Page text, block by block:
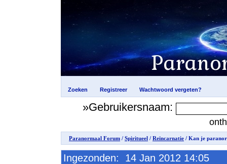
»Gebruikersnaam:
Paranormaal Forum / Spiritueel / Reïncarnatie / Kan je
Ingezonden: 14 Jan 2012 14:05